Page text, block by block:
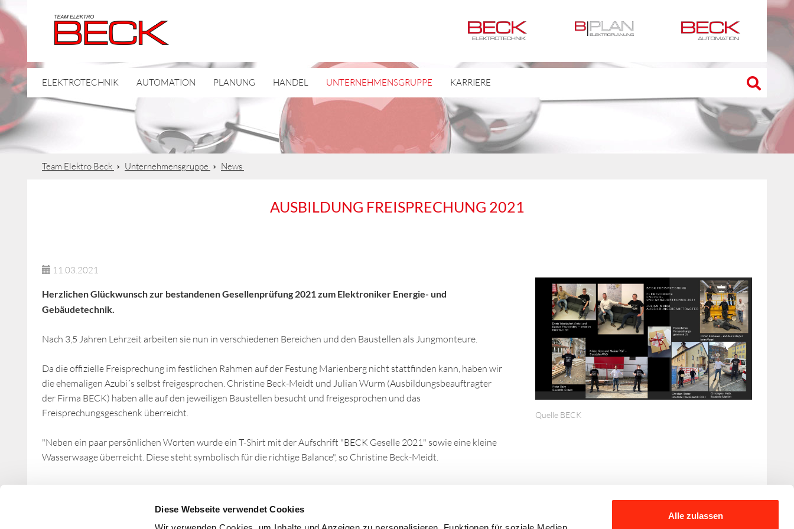
Diese Webseite verwendet Cookies
Alle zulassen
ELEKTROTECHNIK AUTOMATION PLANUNG HANDEL UNTERNEHMENSGRUPPE KARRIERE
Team Elektro Beck Unternehmensgruppe News
AUSBILDUNG FREISPRECHUNG 2021
11.03.2021
Herzlichen Glückwunsch zur bestandenen Gesellenprüfung 2021 zum Elektroniker Energie- und
Gebäudetechnik.
Nach 3,5 Jahren Lehrzeit arbeiten sie nun in verschiedenen Bereichen und den Baustellen als Jungmonteure.
Da die offizielle Freisprechung im festlichen Rahmen auf der Festung Marienberg nicht stattfinden kann, haben wir
die ehemaligen Azubi´s selbst freigesprochen. Christine Beck-Meidt und Julian Wurm (Ausbildungsbeauftragter
der Firma BECK) haben alle auf den jeweiligen Baustellen besucht und freigesprochen und das
Freisprechungsgeschenk überreicht.
"Neben ein paar persönlichen Worten wurde ein T-Shirt mit der Aufschrift "BECK Geselle 2021" sowie eine kleine
Wasserwaage überreicht. Diese steht symbolisch für die richtige Balance", so Christine Beck-Meidt.
Quelle BECK